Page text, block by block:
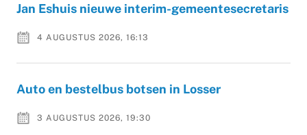
Jan Eshuis nieuwe interim-gemeentesecretaris
4 AUGUSTUS 2026, 16:13
Auto en bestelbus botsen in Losser
3 AUGUSTUS 2026, 19:30